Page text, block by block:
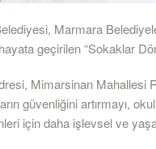
Marmara
geçirilen “Sokaklar
Mimarsinan Mahallesi
güvenliğini artırmayı,
için daha işlevsel ve